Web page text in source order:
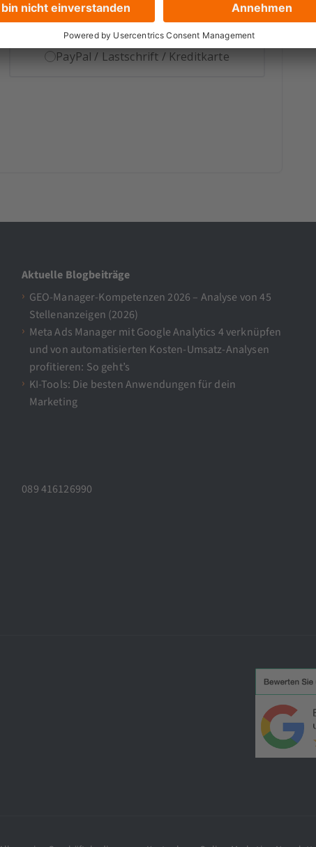
PayPal / Lastschrift / Kreditkarte
Aktuelle Blogbeiträge
GEO-Manager-Kompetenzen 2026 – Analyse von 45
Stellenanzeigen (2026)
Meta Ads Manager mit Google Analytics 4 verknüpfen
und von automatisierten Kosten-Umsatz-Analysen
profitieren: So geht’s
KI-Tools: Die besten Anwendungen für dein
Marketing
089 416126990